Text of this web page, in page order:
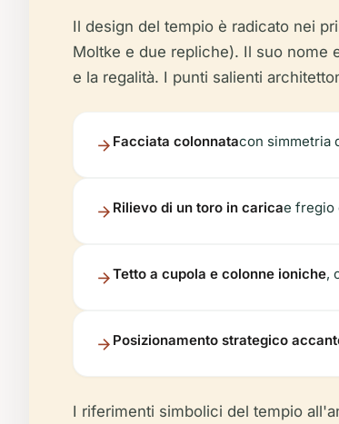
Il design del tempio è radicato nei
Moltke e due repliche). Il suo nome
e la regalità. I punti salienti
Facciata colonnatacon simmetria
Rilievo di un toro in caricae fregio
Tetto a cupola e colonne ioniche,
Posizionamento strategico
I riferimenti simbolici del tempio